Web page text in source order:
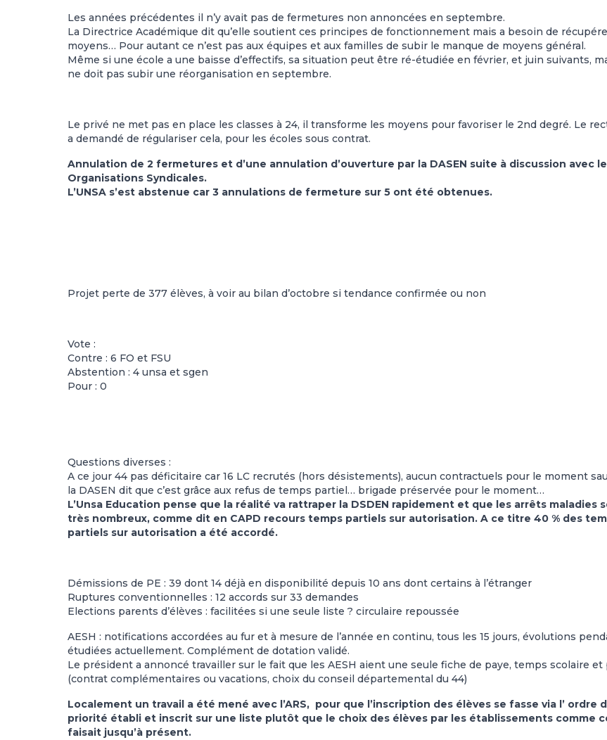
Les années précédentes il n’y avait pas de fermetures non annoncées en septembre.
La Directrice Académique dit qu’elle soutient ces principes de fonctionnement mais a besoin de
moyens… Pour autant ce n’est pas aux équipes et aux familles de subir le manque de moyens général.
Même si une école a une baisse d’effectifs, sa situation peut être ré-étudiée en février, et juin suivants,
ne doit pas subir une réorganisation en septembre.
Le privé ne met pas en place les classes à 24, il transforme les moyens pour favoriser le 2nd degré. Le
a demandé de régulariser cela, pour les écoles sous contrat.
Annulation de 2 fermetures et d’une annulation d’ouverture par la DASEN suite à discussion avec
Organisations Syndicales.
L’UNSA s’est abstenue car 3 annulations de fermeture sur 5 ont été obtenues.
Projet perte de 377 élèves, à voir au bilan d’octobre si tendance confirmée ou non
Vote :
Contre : 6 FO et FSU
Abstention : 4 unsa et sgen
Pour : 0
Questions diverses :
A ce jour 44 pas déficitaire car 16 LC recrutés (hors désistements), aucun contractuels pour le moment
la DASEN dit que c’est grâce aux refus de temps partiel… brigade préservée pour le moment…
L’Unsa Education pense que la réalité va rattraper la DSDEN rapidement et que les arrêts maladies
très nombreux, comme dit en CAPD recours temps partiels sur autorisation. A ce titre 40 % des
partiels sur autorisation a été accordé.
Démissions de PE : 39 dont 14 déjà en disponibilité depuis 10 ans dont certains à l’étranger
Ruptures conventionnelles : 12 accords sur 33 demandes
Elections parents d’élèves : facilitées si une seule liste ? circulaire repoussée
AESH : notifications accordées au fur et à mesure de l’année en continu, tous les 15 jours, évolutions
étudiées actuellement. Complément de dotation validé.
Le président a annoncé travailler sur le fait que les AESH aient une seule fiche de paye, temps scolaire et
(contrat complémentaires ou vacations, choix du conseil départemental du 44)
Localement un travail a été mené avec l’ARS, pour que l’inscription des élèves se fasse via l’ ordre
priorité établi et inscrit sur une liste plutôt que le choix des élèves par les établissements comme
faisait jusqu’à présent.